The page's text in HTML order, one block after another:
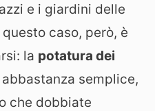
e i giardini delle
caso, però, è
la potatura dei
semplice,
che dobbiate